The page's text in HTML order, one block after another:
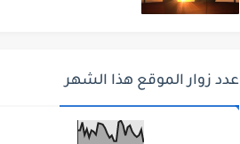
عدد زوار الموقع هذا الشهر